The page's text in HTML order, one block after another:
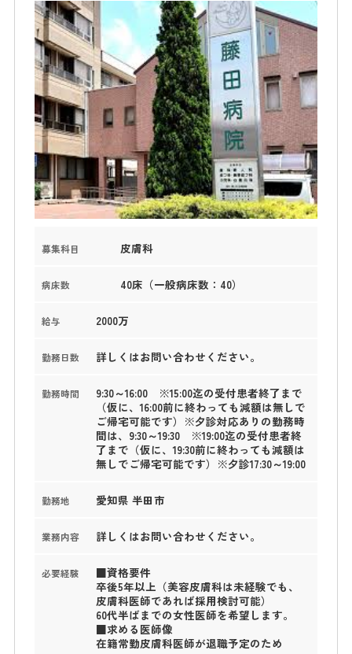
募集科目 皮膚科
病床数 40床（一般病床数：40）
給与 2000万
勤務日数 詳しくはお問い合わせください。
勤務時間
9:30～16:00 ※15:00迄の受付患者終了まで
（仮に、16:00前に終わっても減額は無しで
ご帰宅可能です）※夕診対応ありの勤務時
間は、9:30～19:30 ※19:00迄の受付患者終
了まで（仮に、19:30前に終わっても減額は
無しでご帰宅可能です）※夕診17:30～19:00
勤務地 愛知県 半田市
業務内容 詳しくはお問い合わせください。
必要経験
■資格要件
卒後5年以上（美容皮膚科は未経験でも、
皮膚科医師であれば採用検討可能）
60代半ばまでの女性医師を希望します。
■求める医師像
在籍常勤皮膚科医師が退職予定のため